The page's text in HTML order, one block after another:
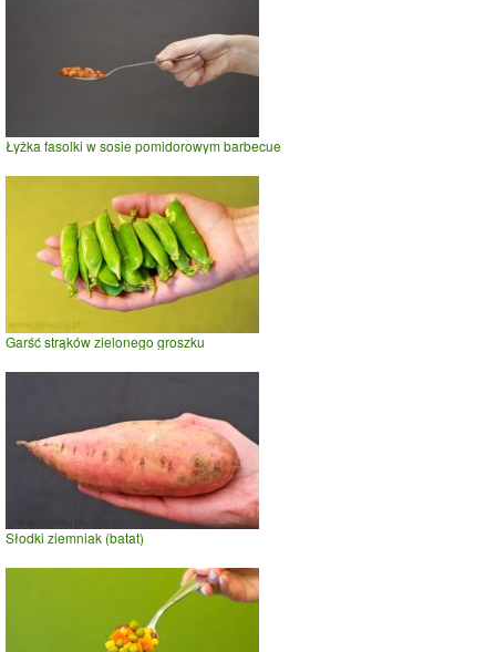
Łyżka fasolki w sosie pomidorowym barbecue
Garść strąków zielonego groszku
Słodki ziemniak (batat)